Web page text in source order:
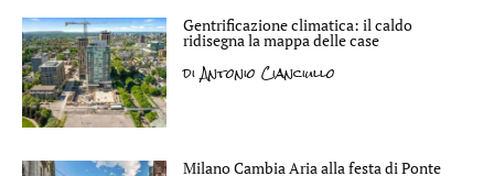
Gentrificazione climatica: il caldo
ridisegna la mappa delle case
diAntonio Cianciullo
Milano Cambia Aria alla festa di Ponte